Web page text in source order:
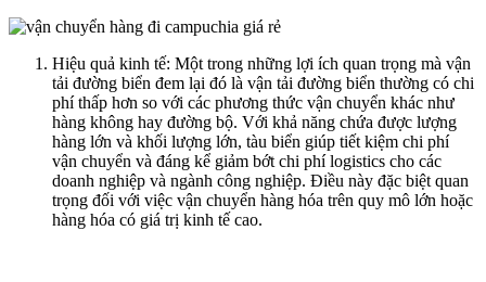
Hiệu quả kinh tế: Một trong những lợi ích quan trọng mà vận
tải đường biển đem lại đó là vận tải đường biển thường có chi
phí thấp hơn so với các phương thức vận chuyển khác như
hàng không hay đường bộ. Với khả năng chứa được lượng
hàng lớn và khối lượng lớn, tàu biển giúp tiết kiệm chi phí
vận chuyển và đáng kể giảm bớt chi phí logistics cho các
doanh nghiệp và ngành công nghiệp. Điều này đặc biệt quan
trọng đối với việc vận chuyển hàng hóa trên quy mô lớn hoặc
hàng hóa có giá trị kinh tế cao.